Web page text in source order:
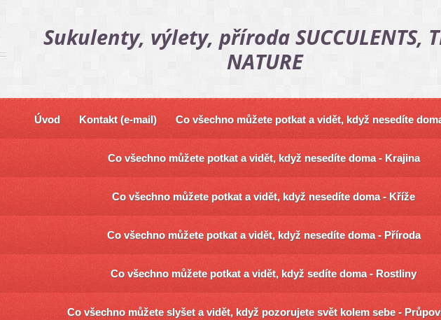
Sukulenty, výlety, příroda SUCCULENTS,
NATURE
Úvod Kontakt (e-mail) Co všechno můžete potkat a vidět, když nesedíte
Co všechno můžete potkat a vidět, když nesedíte doma - Krajina
Co všechno můžete potkat a vidět, když nesedíte doma - Kříže
Co všechno můžete potkat a vidět, když nesedíte doma - Příroda
Co všechno můžete potkat a vidět, když sedíte doma - Rostliny
Co všechno můžete slyšet a vidět, když pozorujete svět kolem sebe -